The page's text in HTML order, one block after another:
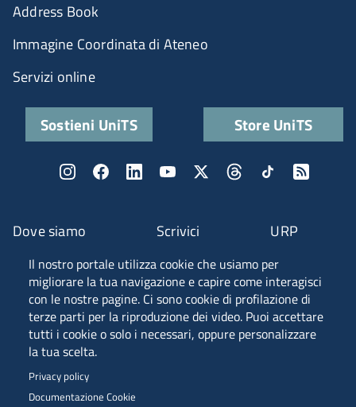
Il nostro portale utilizza cookie che usiamo per
migliorare la tua navigazione e capire come interagisci
con le nostre pagine. Ci sono cookie di profilazione di
terze parti per la riproduzione dei video. Puoi accettare
tutti i cookie o solo i necessari, oppure personalizzare
la tua scelta.
Privacy policy
Documentazione Cookie
Piazzale Europa, 1 - 34127 - Trieste, Italia -
Tel. +39 040 558 7111 - P.IVA 00211830328
C.F. 80013890324 - P.E.C. ateneo@pec.units.it
Fascia A ANVUR
Dove siamo Scrivici URP
Address Book
Immagine Coordinata di Ateneo
Servizi online
Sostieni UniTS Store UniTS